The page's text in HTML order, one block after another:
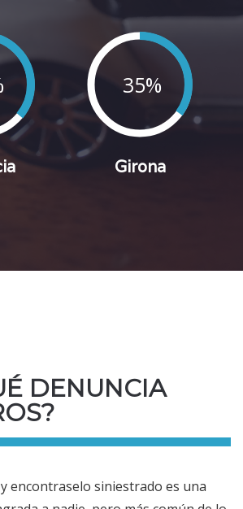
35%
Girona
DENUNCIA
encontraselo siniestrado es una